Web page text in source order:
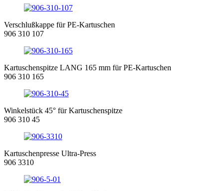
Verschlußkappe für PE-Kartuschen
906 310 107
Kartuschenspitze LANG 165 mm für PE-Kartuschen
906 310 165
Winkelstück 45° für Kartuschenspitze
906 310 45
Kartuschenpresse Ultra-Press
906 3310